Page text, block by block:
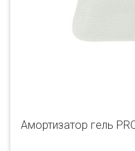
Амортизатор гель